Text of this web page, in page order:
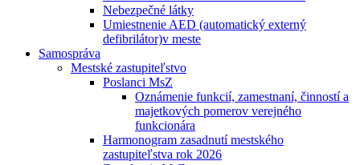
Nebezpečné látky
Umiestnenie AED (automatický externý
defibrilátor)v meste
Samospráva
Mestské zastupiteľstvo
Poslanci MsZ
Oznámenie funkcií, zamestnaní, činností a
majetkových pomerov verejného
funkcionára
Harmonogram zasadnutí mestského
zastupiteľstva rok 2026